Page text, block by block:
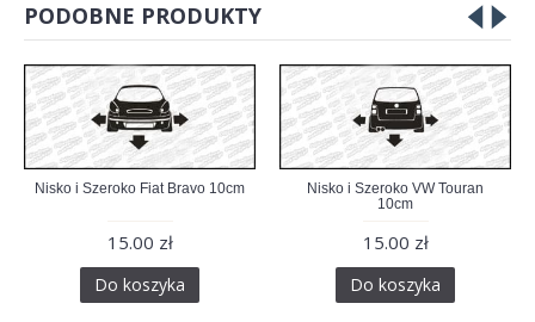
PODOBNE PRODUKTY
Nisko i Szeroko Fiat Bravo 10cm
15.00 zł
Do koszyka
Nisko i Szeroko VW Touran
10cm
15.00 zł
Do koszyka